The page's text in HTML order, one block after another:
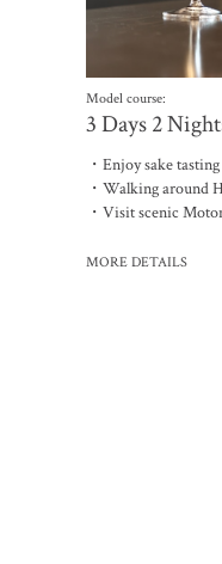
Model course:
3 Days 2
・Enjoy sake
・Walking around
・Visit scenic
MORE DETAILS